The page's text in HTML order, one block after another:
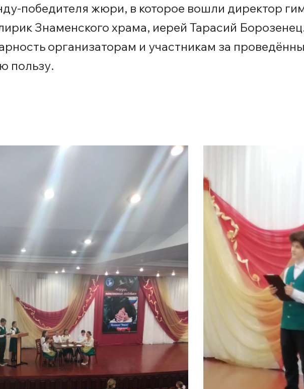
победителя жюри, в которое вошли директор
Знаменского храма, иерей Тарасий
организаторам и участникам за
пользу.